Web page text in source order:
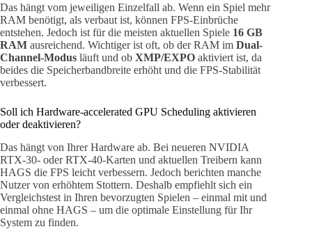
Das hängt vom jeweiligen Einzelfall ab. Wenn ein Spiel mehr
RAM benötigt, als verbaut ist, können FPS-Einbrüche
entstehen. Jedoch ist für die meisten aktuellen Spiele 16 GB
RAM ausreichend. Wichtiger ist oft, ob der RAM im Dual-
Channel-Modus läuft und ob XMP/EXPO aktiviert ist, da
beides die Speicherbandbreite erhöht und die FPS-Stabilität
verbessert.
Soll ich Hardware-accelerated GPU Scheduling aktivieren
oder deaktivieren?
Das hängt von Ihrer Hardware ab. Bei neueren NVIDIA
RTX-30- oder RTX-40-Karten und aktuellen Treibern kann
HAGS die FPS leicht verbessern. Jedoch berichten manche
Nutzer von erhöhtem Stottern. Deshalb empfiehlt sich ein
Vergleichstest in Ihren bevorzugten Spielen – einmal mit und
einmal ohne HAGS – um die optimale Einstellung für Ihr
System zu finden.